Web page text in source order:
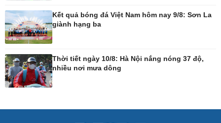
Ô tô - Xe máy
Xe máy
Tư vấn
Doanh nghiệp 24h
Doanh nhân
Kết quả bóng đá Việt Nam hôm nay 9/8: Sơn La
giành hạng ba
Thời tiết ngày 10/8: Hà Nội nắng nóng 37 độ,
nhiều nơi mưa dông